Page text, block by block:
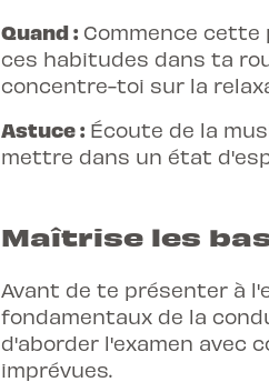
Quand : Commence
ces habitudes dans ta
concentre-toi sur la
Astuce : Écoute de la
mettre dans un état
Maîtrise les
Avant de te présenter à
fondamentaux de la
d'aborder l'examen avec
imprévues.